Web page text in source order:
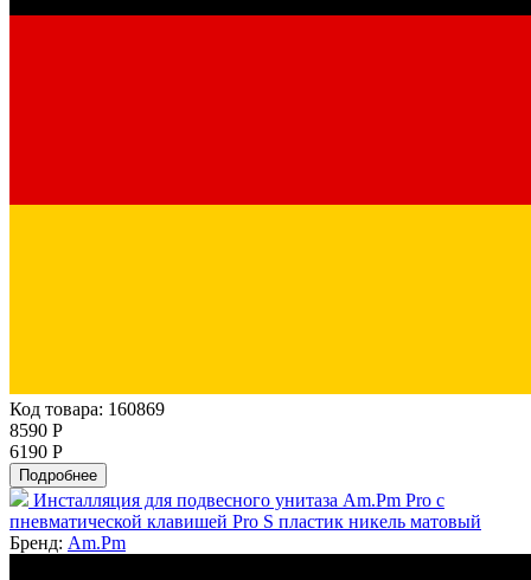
Код товара: 160869
8590 Р
6190 Р
Подробнее
Инсталляция для подвесного унитаза Am.Pm Pro с
пневматической клавишей Pro S пластик никель матовый
Бренд: Am.Pm